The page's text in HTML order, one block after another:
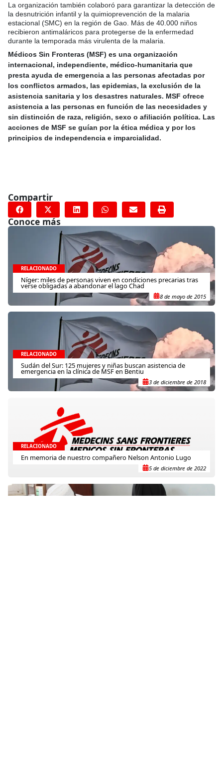
La organización también colaboró para garantizar la detección de
la desnutrición infantil y la quimioprevención de la malaria
estacional (SMC) en la región de Gao. Más de 40.000 niños
recibieron antimaláricos para protegerse de la enfermedad
durante la temporada más virulenta de la malaria.
Médicos Sin Fronteras (MSF) es una organización
internacional, independiente, médico-humanitaria que
presta ayuda de emergencia a las personas afectadas por
los conflictos armados, las epidemias, la exclusión de la
asistencia sanitaria y los desastres naturales. MSF ofrece
asistencia a las personas en función de las necesidades y
sin distinción de raza, religión, sexo o afiliación política. Las
acciones de MSF se guían por la ética médica y por los
principios de independencia e imparcialidad.
Compartir
Conoce más
RELACIONADO
Níger: miles de personas viven en condiciones precarias tras
verse obligadas a abandonar el lago Chad
8 de mayo de 2015
RELACIONADO
Sudán del Sur: 125 mujeres y niñas buscan asistencia de
emergencia en la clínica de MSF en Bentiu
3 de diciembre de 2018
RELACIONADO
En memoria de nuestro compañero Nelson Antonio Lugo
5 de diciembre de 2022